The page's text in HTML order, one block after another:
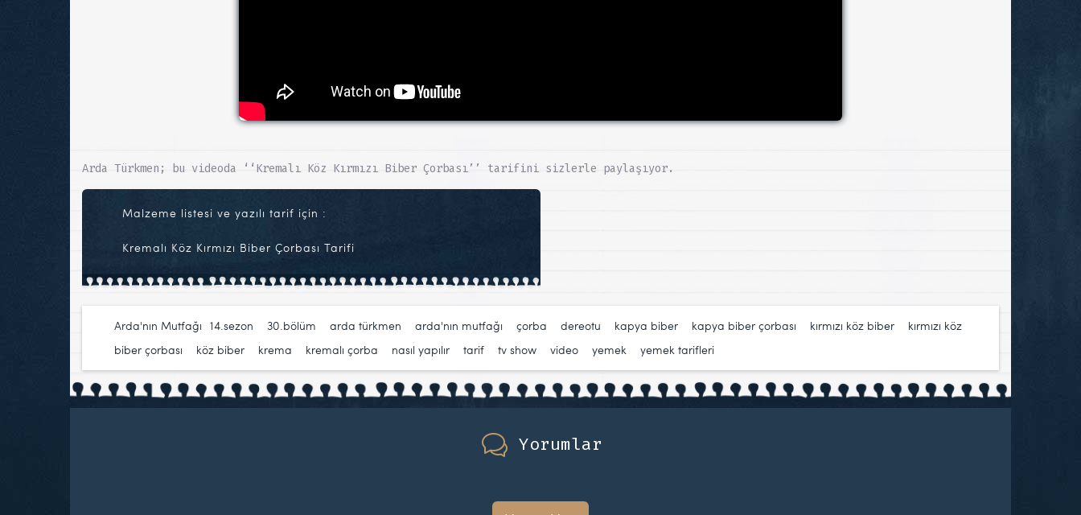
Arda Türkmen; bu videoda ‘‘Kremalı Köz Kırmızı Biber Çorbası’’ tarifini sizlerle paylaşıyor.
Malzeme listesi ve yazılı tarif için :
Kremalı Köz Kırmızı Biber Çorbası Tarifi
Arda'nın Mutfağı 14.sezon 30.bölüm arda türkmen arda'nın mutfağı çorba dereotu kapya biber kapya biber çorbası kırmızı köz biber
kırmızı köz
biber çorbası
köz biber krema kremalı çorba nasıl yapılır tarif tv show video yemek yemek tarifleri
Yorumlar